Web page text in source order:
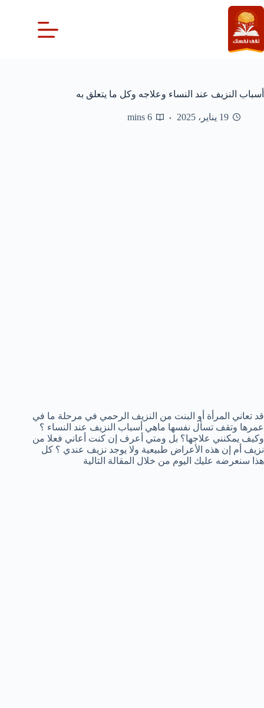
التجاوز
إلى
المحتوى
أسباب النزيف عند النساء وعلاجه وكل ما يتعلق به
19 يناير، 2025 6 mins
قد تعاني المرأة أو البنت من النزيف الرحمي في مرحلة ما في
عمرها وتقف تسأل نفسها ماهي أسباب النزيف عند النساء ؟
وكيف يمكنني علاجها؟ بل ومتي أعرف إن كنت أعاني فعلا من
نزيف أم إن هذه الأعراض طبيعية ولا يوجد نزيف عندي ؟ كل
هذا سنعرضه عليك اليوم من خلال المقالة التالية